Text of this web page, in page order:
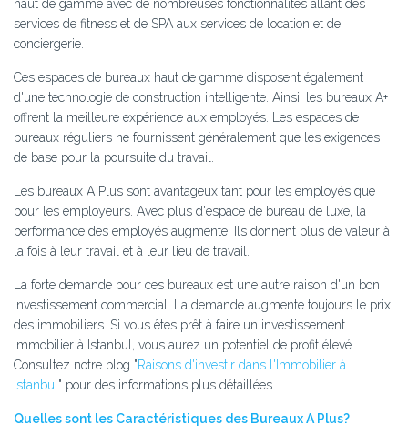
haut de gamme avec de nombreuses fonctionnalités allant des
services de fitness et de SPA aux services de location et de
conciergerie.
Ces espaces de bureaux haut de gamme disposent également
d'une technologie de construction intelligente. Ainsi, les bureaux A+
offrent la meilleure expérience aux employés. Les espaces de
bureaux réguliers ne fournissent généralement que les exigences
de base pour la poursuite du travail.
Les bureaux A Plus sont avantageux tant pour les employés que
pour les employeurs. Avec plus d'espace de bureau de luxe, la
performance des employés augmente. Ils donnent plus de valeur à
la fois à leur travail et à leur lieu de travail.
La forte demande pour ces bureaux est une autre raison d'un bon
investissement commercial. La demande augmente toujours le prix
des immobiliers. Si vous êtes prêt à faire un investissement
immobilier à Istanbul, vous aurez un potentiel de profit élevé.
Consultez notre blog "Raisons d'investir dans l'Immobilier à
Istanbul" pour des informations plus détaillées.
Quelles sont les Caractéristiques des Bureaux A Plus?